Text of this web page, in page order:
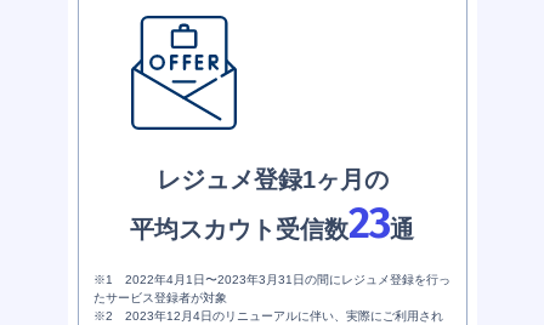
レジュメ登録1ヶ月の
平均スカウト受信数23通
※1 2022年4月1日〜2023年3月31日の間にレジュメ登録を行っ
たサービス登録者が対象
※2 2023年12月4日のリニューアルに伴い、実際にご利用され